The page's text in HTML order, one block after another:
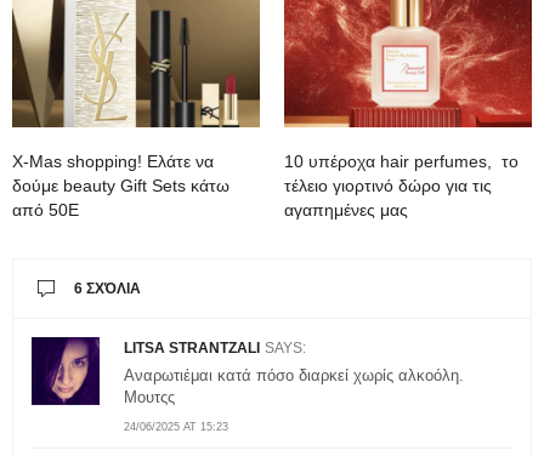
Χ-Mas shopping! Ελάτε να
δούμε beauty Gift Sets κάτω
από 50Ε
10 υπέροχα hair perfumes, το
τέλειο γιορτινό δώρο για τις
αγαπημένες μας
6 ΣΧΌΛΙΑ
LITSA STRANTZALI SAYS:
24/06/2025 AT 15:23
Αναρωτιέμαι κατά πόσο διαρκεί χωρίς αλκοόλη.
Μουτςς